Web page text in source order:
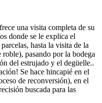
una visita completa de su
donde se le explica el
hasta la visita de la
roble), pasando por la bodega
del estrujado y el degüelle..
Se hace hincapié en el
de reconversión), en el
buscada para las